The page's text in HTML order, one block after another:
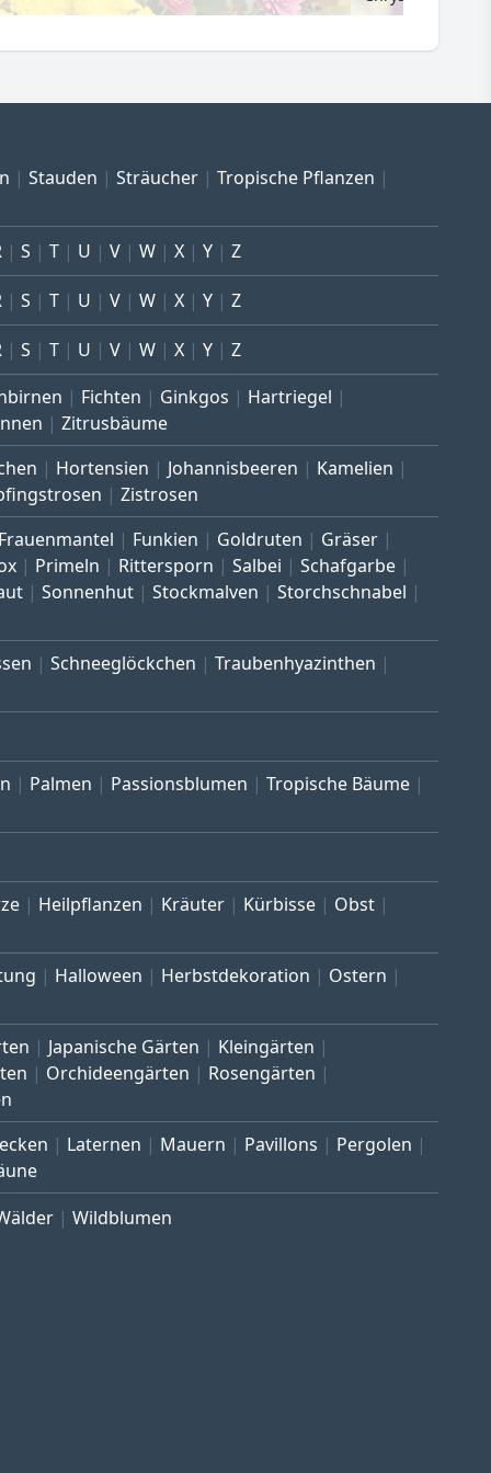
Stauden Sträucher
Tropische Pflanzen
S T U V W X Y Z
S T U V W X Y Z
S T U V W X Y Z
Fichten Ginkgos
Hartriegel
Zitrusbäume
Hortensien Johannisbeeren
Kamelien
Zistrosen
Frauenmantel Funkien Goldruten
Gräser
Primeln Rittersporn Salbei
Schafgarbe
Sonnenhut Stockmalven
Storchschnabel
Schneeglöckchen
Traubenhyazinthen
Palmen Passionsblumen
Tropische Bäume
Heilpflanzen Kräuter Kürbisse
Obst
Halloween Herbstdekoration
Ostern
Japanische Gärten
Kleingärten
Orchideengärten
Rosengärten
Laternen Mauern Pavillons
Pergolen
Wildblumen